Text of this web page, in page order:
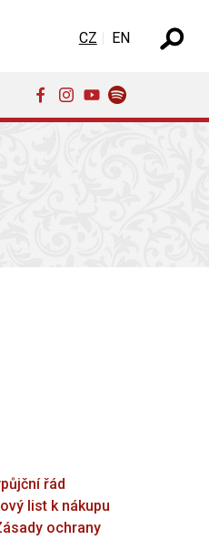
Zvolte jazyk
CZ EN
řád
list k nákupu
ochrany